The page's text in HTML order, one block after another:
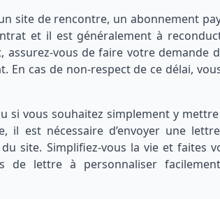
site de rencontre, un abonnement
et il est généralement à
vous de faire votre demande
cas de non-respect de ce délai,
si vous souhaitez simplement y
il est nécessaire d’envoyer une
site. Simplifiez-vous la vie et faites
de lettre à personnaliser